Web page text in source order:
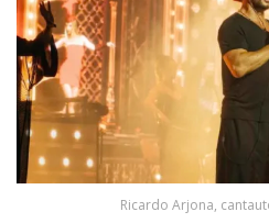
Ricardo Arjona,